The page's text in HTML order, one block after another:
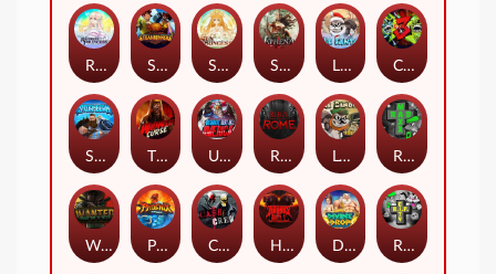
RAINBOW PRINCESS STEAMRUNNERS SUN PRINCESS SPEAR OF ATHENA LE SANTA CHAOS CREW 3
STORMBORN THE WILDWOOD CURSE Ultimate Slot of America Reign of Rome Le Bandit Rad Maxx
Wanted Dead or a Wild Phoenix Cash Crew Hounds Of Hell Divine Drop RIP City